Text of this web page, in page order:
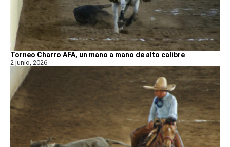
Torneo Charro AFA, un mano a mano de alto calibre
2 junio, 2026